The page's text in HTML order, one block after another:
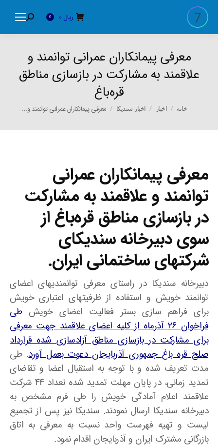
ریال 0
Search:
معرفی پیمانکاران عمرانی توانمند و
علاقمند به مشارکت در بازسازی مناطق
قره‌باغ
You are here:
خانه اخبار اخبار سندیکا معرفی پیمانکاران عمرانی توانمند و…
معرفی پیمانکاران عمرانی
توانمند و علاقمند به مشارکت
در بازسازی مناطق قره‌باغ از
سوی دبیرخانه سندیکای
شرکتهای ساختمانی ایران.
دبیرخانه سندیکا در راستای معرفی توانمندیهای اعضای
توانمند خویش و استفاده از ظرفیتهای اعتباری خویش
برای فراهم سازی بستر فعالیت اعضای خویشطی
فراخوان ۲۶ آذرماه از کلیه اعضای علاقمند جهت معرفی
برای مشارکت در بازسازی مناطق آزادسازی شده قرارداد
صلح قره باغ جمهوری آذربایجان دعوت بعمل آورد. طی
مدت تعریف شده و با توجه به استقبال اعضا و تقاضای
تمدید زمانی، در پایان مهلت تمدید شده تعداد ۴۴ شرکت
علاقمند اعلام آمادگی خویش را طی فرم مشخص به
دبیرخانه سندیکا ارسال نمودند. سندیکا نیز پس از تجمیع
لیست و تهیه فهرست واحد نسبت به معرفی به اتاق
بازرگانی مشترک ایران و آذربایجان اقدام نمود.